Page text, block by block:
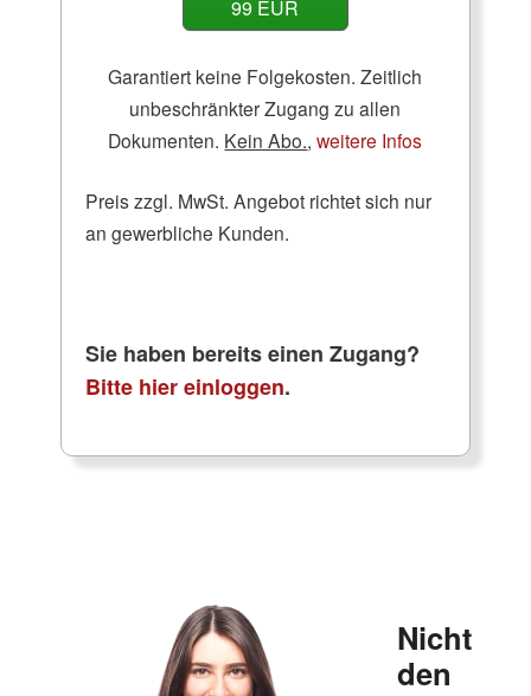
99 EUR
Garantiert keine Folgekosten. Zeitlich
unbeschränkter Zugang zu allen
Dokumenten. Kein Abo.,weitere Infos
Preis zzgl. MwSt. Angebot richtet sich nur
an gewerbliche Kunden.
Sie haben bereits einen Zugang?
Bitte hier einloggen.
Nicht
den